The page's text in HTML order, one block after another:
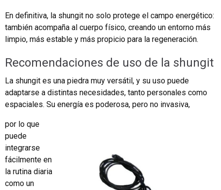
En definitiva, la shungit no solo protege el campo energético:
también acompaña al cuerpo físico, creando un entorno más
limpio, más estable y más propicio para la regeneración.
Recomendaciones de uso de la shungit
La shungit es una piedra muy versátil, y su uso puede
adaptarse a distintas necesidades, tanto personales como
espaciales. Su energía es poderosa, pero no invasiva,
por lo que
puede
integrarse
fácilmente en
la rutina diaria
como un